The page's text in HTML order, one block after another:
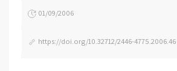
01/09/2006
https://doi.org/10.32712/2446-4775.2006.46